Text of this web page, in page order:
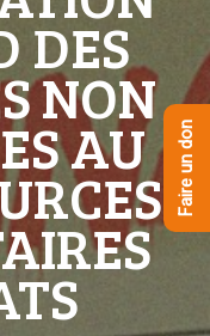
DES
NON
AU Faire un don